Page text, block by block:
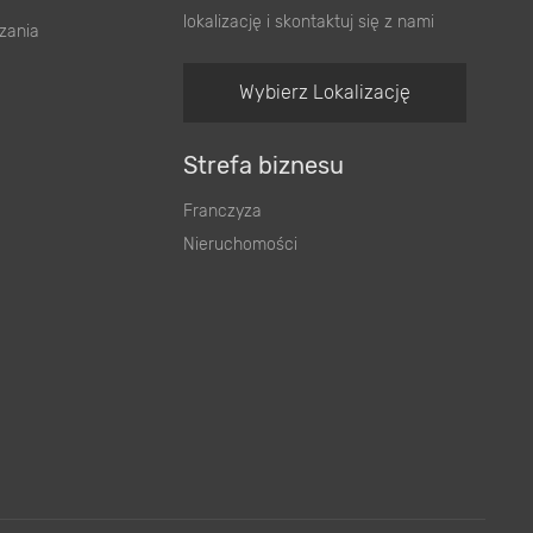
lokalizację i skontaktuj się z nami
Wybierz Lokalizację
Strefa biznesu
Franczyza
Nieruchomości